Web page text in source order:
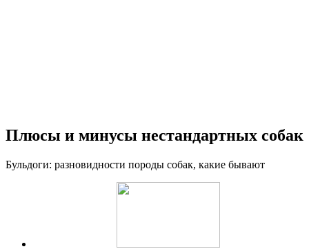
Плюсы и минусы нестандартных собак
Бульдоги: разновидности породы собак, какие бывают